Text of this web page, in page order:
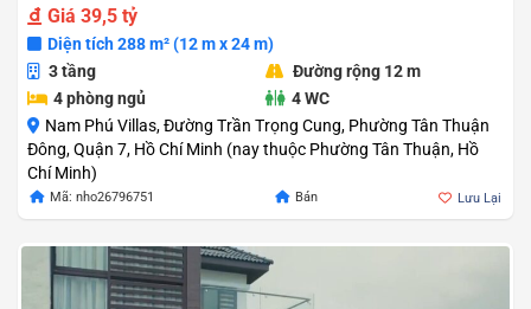
Giá 39,5 tỷ
Diện tích 288 m² (12 m x 24 m)
3 tầng
Đường rộng 12 m
4 phòng ngủ
4 WC
Nam Phú Villas, Đường Trần Trọng Cung, Phường Tân Thuận
Đông, Quận 7, Hồ Chí Minh (nay thuộc Phường Tân Thuận, Hồ
Chí Minh)
Mã: nho26796751 Bán Lưu Lại